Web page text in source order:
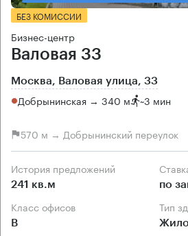
БЕЗ КОМИССИИ
Бизнес-центр
Валовая 33
Москва, Валовая улица, 33
Добрынинская → 340 м ~3 мин
570 м → Добрынинский переулок
История предложений
241 кв.м по
Класс офисов
B
Тип